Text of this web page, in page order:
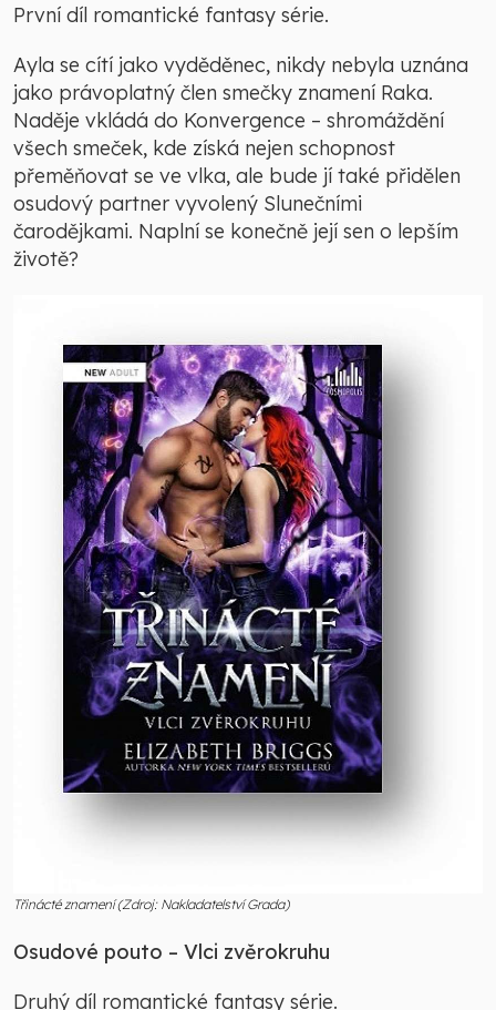
První díl romantické fantasy série.
Ayla se cítí jako vyděděnec, nikdy nebyla uznána
jako právoplatný člen smečky znamení Raka.
Naděje vkládá do Konvergence – shromáždění
všech smeček, kde získá nejen schopnost
přeměňovat se ve vlka, ale bude jí také přidělen
osudový partner vyvolený Slunečními
čarodějkami. Naplní se konečně její sen o lepším
životě?
Třinácté znamení (Zdroj: Nakladatelství Grada)
Osudové pouto – Vlci zvěrokruhu
Druhý díl romantické fantasy série.